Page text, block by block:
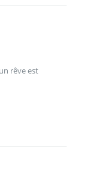
rêve est